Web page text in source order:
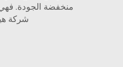
منخفضة الجودة.
شركة